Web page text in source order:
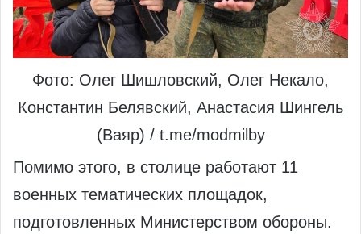
Фото: Олег Шишловский, Олег Некало,
Константин Белявский, Анастасия Шингель
(Ваяр) / t.me/modmilby
Помимо этого, в столице работают 11
военных тематических площадок,
подготовленных Министерством обороны.